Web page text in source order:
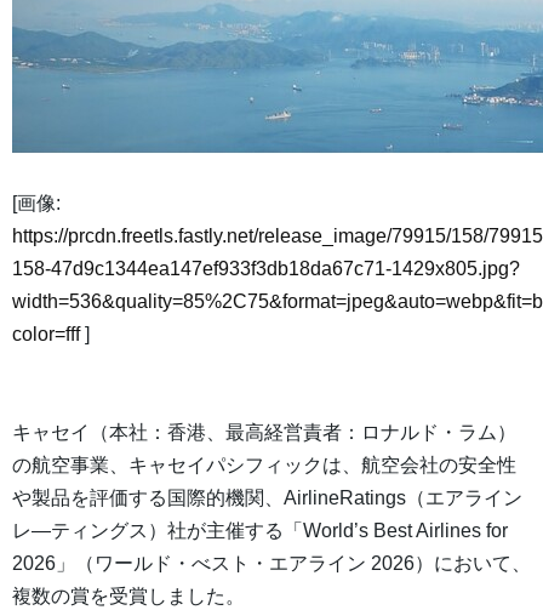
[画像:
https://prcdn.freetls.fastly.net/release_image/79915/158/
158-47d9c1344ea147ef933f3db18da67c71-1429x805.jpg?
color=fff]
キャセイ（本社：香港、最高経営責者：ロナルド・ラム）
の航空事業、キャセイパシフィックは、航空会社の安全性
や製品を評価する国際的機関、AirlineRatings（エアライン
レ―ティングス）社が主催する「World’s Best Airlines for
2026」（ワールド・べスト・エアライン 2026）において、
複数の賞を受賞しました。